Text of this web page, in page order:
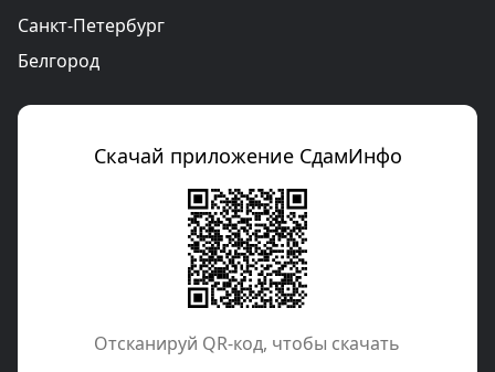
Санкт-Петербург
Белгород
Скачай приложение СдамИнфо
Отcканируй QR-код, чтобы скачать